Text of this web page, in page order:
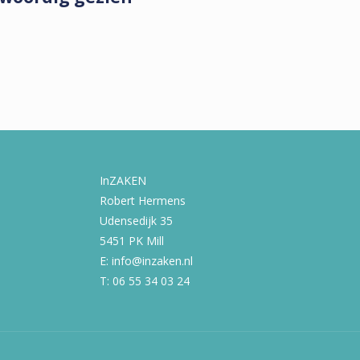
InZAKEN
Robert Hermens
Udensedijk 35
5451 PK Mill
E: info@inzaken.nl
T: 06 55 34 03 24